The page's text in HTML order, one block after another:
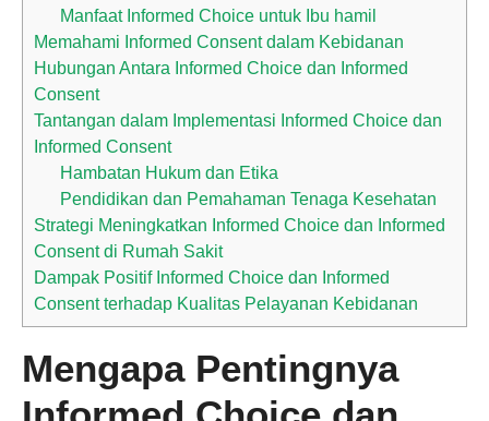
Manfaat Informed Choice untuk Ibu hamil
Memahami Informed Consent dalam Kebidanan
Hubungan Antara Informed Choice dan Informed
Consent
Tantangan dalam Implementasi Informed Choice dan
Informed Consent
Hambatan Hukum dan Etika
Pendidikan dan Pemahaman Tenaga Kesehatan
Strategi Meningkatkan Informed Choice dan Informed
Consent di Rumah Sakit
Dampak Positif Informed Choice dan Informed
Consent terhadap Kualitas Pelayanan Kebidanan
Mengapa Pentingnya